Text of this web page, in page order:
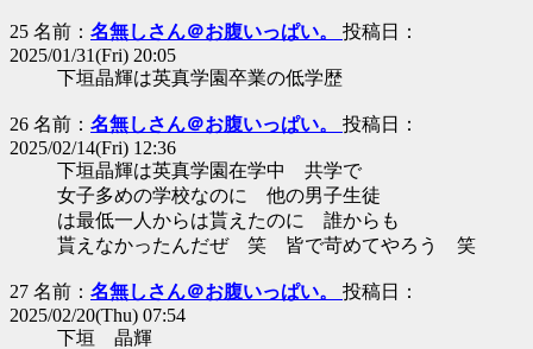
25 名前： 名無しさん＠お腹いっぱい。 投稿日：
2025/01/31(Fri) 20:05
下垣晶輝は英真学園卒業の低学歴
26 名前： 名無しさん＠お腹いっぱい。 投稿日：
2025/02/14(Fri) 12:36
下垣晶輝は英真学園在学中 共学で
女子多めの学校なのに 他の男子生徒
は最低一人からは貰えたのに 誰からも
貰えなかったんだぜ 笑 皆で苛めてやろう 笑
27 名前： 名無しさん＠お腹いっぱい。 投稿日：
2025/02/20(Thu) 07:54
下垣 晶輝